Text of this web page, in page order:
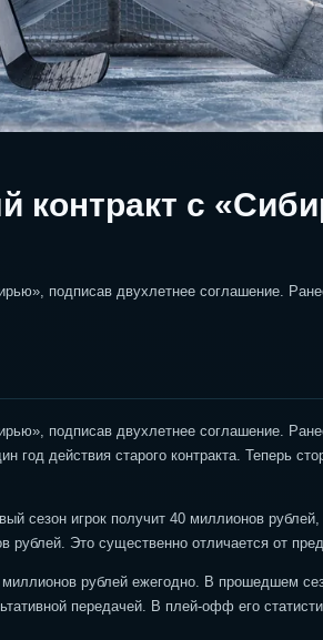
контракт с
подписав двухлетнее соглашение.
подписав двухлетнее соглашение.
год действия старого контракта. Теперь
сезон игрок получит 40 миллионов
Это существенно отличается от
рублей ежегодно. В прошедшем
передачей. В плей-офф его